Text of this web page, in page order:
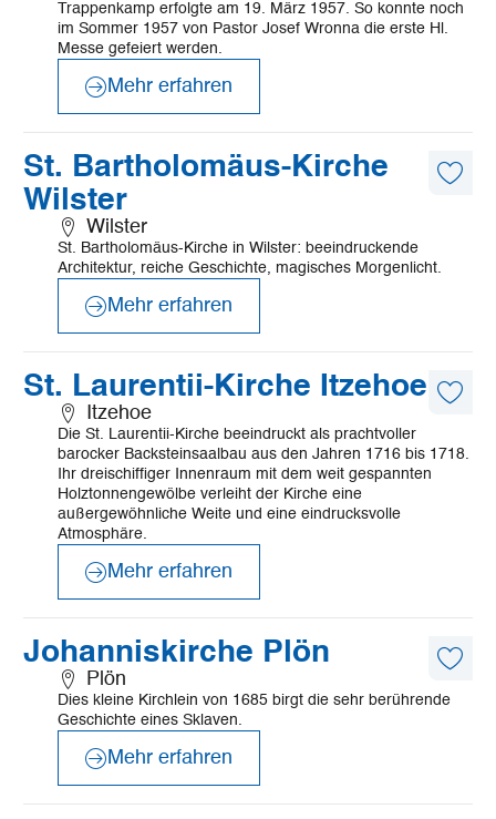
Trappenkamp erfolgte am 19. März 1957. So konnte noch
im Sommer 1957 von Pastor Josef Wronna die erste Hl.
Messe gefeiert werden.
Mehr erfahren
St. Bartholomäus-Kirche
Wilster
Wilster
St. Bartholomäus-Kirche in Wilster: beeindruckende
Architektur, reiche Geschichte, magisches Morgenlicht.
Mehr
erfahren
Mehr erfahren
St. Laurentii-Kirche Itzehoe
Itzehoe
Die St. Laurentii-Kirche beeindruckt als prachtvoller
barocker Backsteinsaalbau aus den Jahren 1716 bis 1718.
Ihr dreischiffiger Innenraum mit dem weit gespannten
Holztonnengewölbe verleiht der Kirche eine
außergewöhnliche Weite und eine eindrucksvolle
Atmosphäre.
Mehr
erfahren
Mehr erfahren
Johanniskirche Plön
Plön
Dies kleine Kirchlein von 1685 birgt die sehr berührende
Geschichte eines Sklaven.
Mehr
erfahren
Mehr erfahren